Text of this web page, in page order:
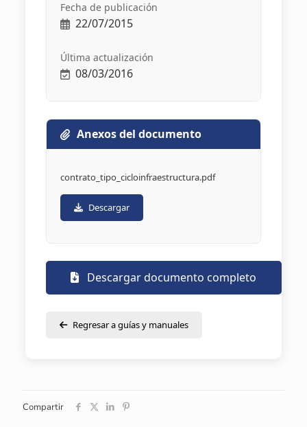
Fecha de publicación
22/07/2015
Última actualización
08/03/2016
Anexos del documento
contrato_tipo_cicloinfraestructura.pdf
Descargar
Descargar documento completo
Regresar a guías y manuales
Compartir